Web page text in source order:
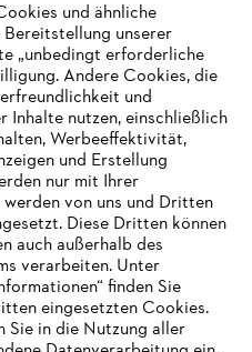
und ähnliche
Bereitstellung unserer
„unbedingt erforderliche
Andere Cookies, die
und
nutzen, einschließlich
Werbeeffektivität,
und Erstellung
nur mit Ihrer
von uns und Dritten
Diese Dritten können
auch außerhalb des
verarbeiten. Unter
finden Sie
eingesetzten Cookies.
Sie in die Nutzung aller